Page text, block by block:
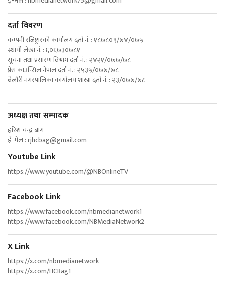
दर्ता विवरण
कम्पनी रजिष्ट्रारको कार्यालय दर्ता नं. : १८७८०९/७४/०७५
स्थायी लेखा नं. : ६०६७३०७८१
सूचना तथा प्रसारण विभाग दर्ता नं. : २४२१/०७७/७८
प्रेस काउन्सिल नेपाल दर्ता नं. : २५३५/०७७/७८
बेलौरी नगरपालिका कार्यालय शाखा दर्ता नं. : २३/०७७/७८
अध्यक्ष तथा सम्पादक
हरिश चन्द्र बाग
ई-मेल :rjhcbag@gmail.com
Youtube Link
https://www.youtube.com/@NBOnlineTV
Facebook Link
https://www.facebook.com/nbmedianetwork1
https://www.facebook.com/NBMediaNetwork2
X Link
https://x.com/nbmedianetwork
https://x.com/HCBag1